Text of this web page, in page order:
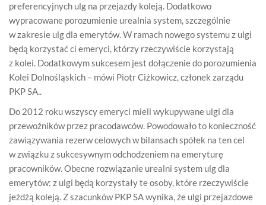
preferencyjnych ulg na przejazdy koleją. Dodatkowo
wypracowane porozumienie urealnia system, szczególnie
w zakresie ulg dla emerytów. W ramach nowego systemu z ulgi
będą korzystać ci emeryci, którzy rzeczywiście korzystają
z kolei. Dodatkowym sukcesem jest dołączenie do porozumienia
Kolei Dolnośląskich – mówi Piotr Ciżkowicz, członek zarządu
PKP SA..
Do 2012 roku wszyscy emeryci mieli wykupywane ulgi dla
przewoźników przez pracodawców. Powodowało to konieczność
zawiązywania rezerw celowych w bilansach spółek na ten cel
w związku z sukcesywnym odchodzeniem na emeryturę
pracowników. Obecne rozwiązanie urealni system ulg dla
emerytów: z ulgi będą korzystały te osoby, które rzeczywiście
jeżdżą koleją. Z szacunków PKP SA wynika, że ulgi przejazdowe